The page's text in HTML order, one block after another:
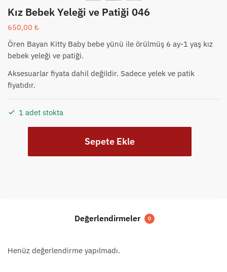
Kız Bebek Yeleği ve Patiği 046
650,00 ₺
Ören Bayan Kitty Baby bebe yünü ile örülmüş 6 ay-1 yaş kız
bebek yeleği ve patiği.
Aksesuarlar fiyata dahil değildir. Sadece yelek ve patik
fiyatıdır.
1 adet stokta
Sepete Ekle
Değerlendirmeler 0
Henüz değerlendirme yapılmadı.